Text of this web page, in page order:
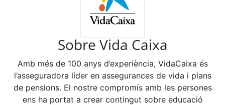
Sobre Vida Caixa
Amb més de 100 anys d’experiència, VidaCaixa és
l’asseguradora líder en assegurances de vida i plans
de pensions. El nostre compromís amb les persones
ens ha portat a crear contingut sobre educació